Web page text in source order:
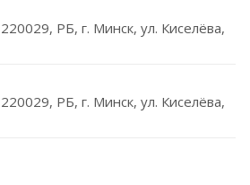
РБ, г. Минск, ул. Киселёва,
РБ, г. Минск, ул. Киселёва,